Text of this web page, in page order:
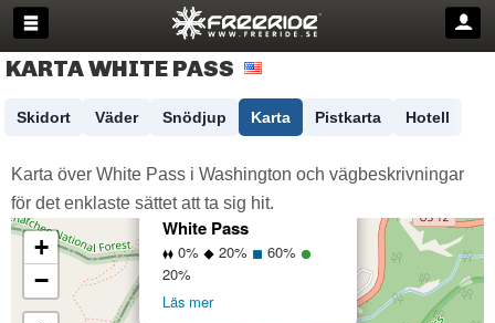
KARTA WHITE PASS
Skidort Väder Snödjup Karta Pistkarta Hotell
Karta över White Pass i Washington och vägbeskrivningar
för det enklaste sättet att ta sig hit.
White Pass
0% 20%
60%
20%
Läs mer
+
−